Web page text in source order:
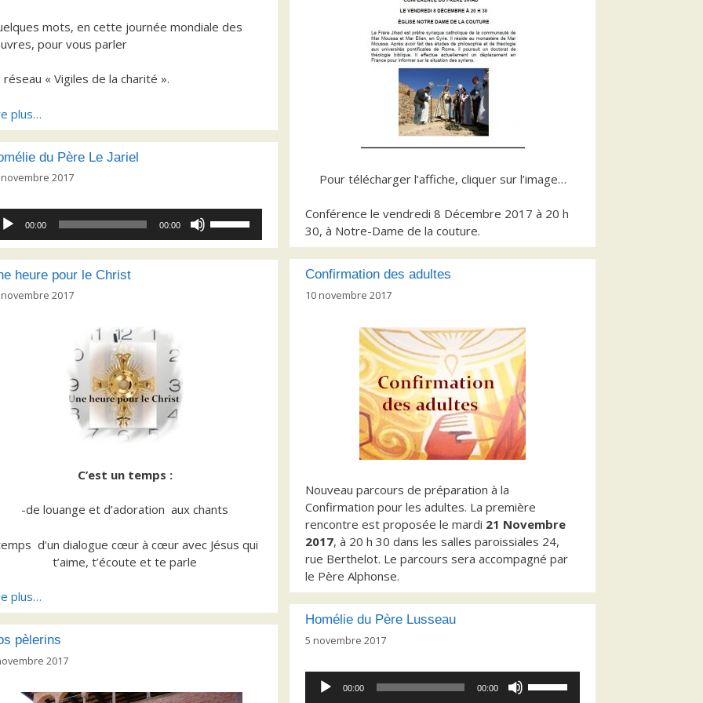
mots, en cette journée mondiale des
pour vous parler
réseau « Vigiles de la charité ».
plus…
Pour télécharger l’affiche, cliquer sur l’image…
Conférence le vendredi 8 Décembre 2017 à 20 h
30, à Notre-Dame de la couture.
du Père Le Jariel
novembre 2017
00:00 00:00
flèches
Confirmation des adultes
10 novembre 2017
Nouveau parcours de préparation à la
Confirmation pour les adultes. La première
rencontre est proposée le mardi 21 Novembre
2017, à 20 h 30 dans les salles paroissiales 24,
rue Berthelot. Le parcours sera accompagné par
le Père Alphonse.
heure pour le Christ
novembre 2017
C’est un temps :
-de louange et d’adoration aux chants
d’un dialogue cœur à cœur avec Jésus qui
t’aime, t’écoute et te parle
plus…
Homélie du Père Lusseau
5 novembre 2017
Lecteur
audio
00:00 00:00
pèlerins
2017